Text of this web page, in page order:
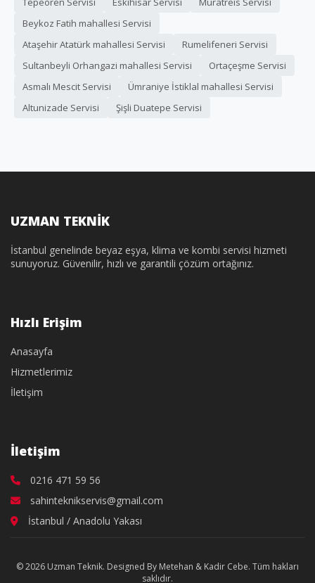
Beykoz Fatih mahallesi Servisi
Ataşehir Atatürk mahallesi Servisi
Rumelifeneri Servisi
Sultanbeyli Orhangazi mahallesi Servisi
Ortaçeşme Servisi
Asmalı Mescit Servisi
Ümraniye İstiklal mahallesi Servisi
Altunizade Servisi
Şişli Duatepe Servisi
UZMAN TEKNİK
İstanbul genelinde beyaz eşya, klima ve kombi servisi hizmeti
sunuyoruz. Güvenilir, hızlı ve garantili çözüm ortağınız.
Hızlı Erişim
Anasayfa
Hizmetlerimiz
İletişim
İletişim
0216 471 59 56
sahinteknikservis@gmail.com
İstanbul / Anadolu Yakası
© 2026 Uzman Teknik. Designed By Metehan & Kadir Cebe. Tüm hakları
saklıdır.